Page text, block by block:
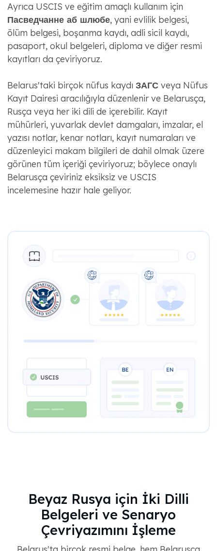
Ayrıca USCIS ve eğitim amaçlı kullanım için
Пасведчанне аб шлюбе, yani evlilik belgesi,
ölüm belgesi, boşanma kaydı, adli sicil kaydı,
pasaport, okul belgeleri, diploma ve diğer resmi
kayıtları da çeviriyoruz.
Belarus'taki birçok nüfus kaydı ЗАГСveya Nüfus
Kayıt Dairesi aracılığıyla düzenlenir ve Belarusça,
Rusça veya her iki dili de içerebilir. Kayıt
mühürleri, yuvarlak devlet damgaları, imzalar, el
yazısı notlar, kenar notları, kayıt numaraları ve
düzenleyici makam bilgileri de dahil olmak üzere
görünen tüm içeriği çeviriyoruz; böylece onaylı
Belarusça çeviriniz eksiksiz ve USCIS
incelemesine hazır hale geliyor.
Beyaz Rusya için İki Dilli
Belgeleri ve Senaryo
Çevriyazımını İşleme